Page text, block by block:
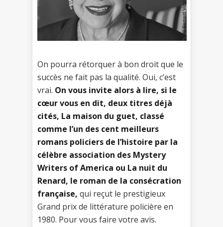
On pourra rétorquer à bon droit que le
succès ne fait pas la qualité. Oui, c’est
vrai. On vous invite alors à lire, si le
cœur vous en dit, deux titres déjà
cités, La maison du guet, classé
comme l’un des cent meilleurs
romans policiers de l’histoire par la
célèbre association des Mystery
Writers of America ou La nuit du
Renard, le roman de la consécration
française, qui reçut le prestigieux
Grand prix de littérature policière en
1980. Pour vous faire votre avis.